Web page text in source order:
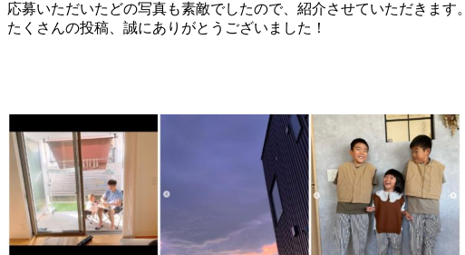
応募いただいたどの写真も素敵でしたので、紹介させていただきます。
たくさんの投稿、誠にありがとうございました！